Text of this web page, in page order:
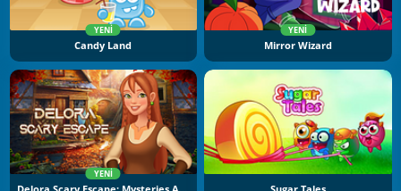
YENI
Candy Land
YENI
Mirror Wizard
YENI